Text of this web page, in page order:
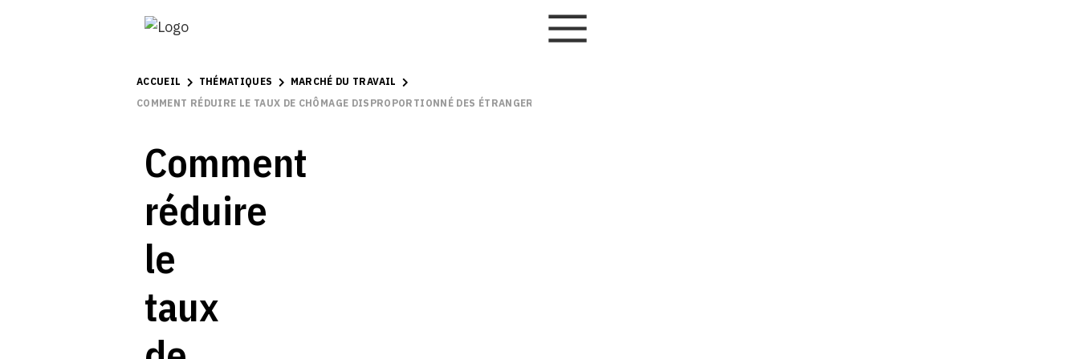
ACCUEIL THÉMATIQUES
MARCHÉ DU TRAVAIL
COMMENT RÉDUIRE LE TAUX DE CHÔMAGE DISPROPORTIONNÉ DES ÉTRANGERS
Comment
réduire
le
taux